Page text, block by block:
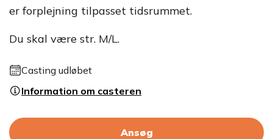
er forplejning tilpasset tidsrummet.
Du skal være str. M/L.
Casting udløbet
Information om casteren
Ansøg